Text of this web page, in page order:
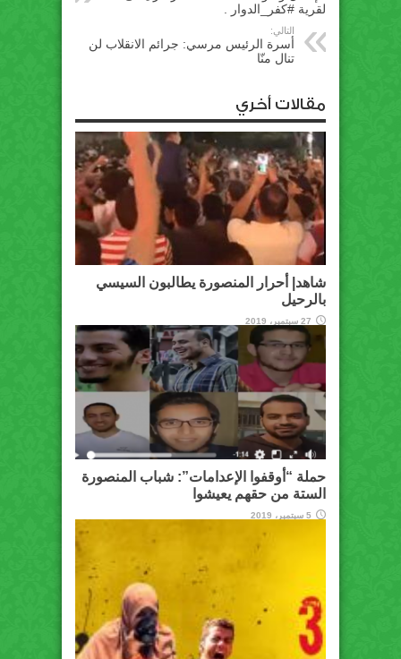
لقرية #كفر_الدوار .
التالي:
أسرة الرئيس مرسي: جرائم الانقلاب لن
تنال منّا
مقالات أخري
شاهد| أحرار المنصورة يطالبون السيسي
بالرحيل
27 سبتمبر، 2019
حملة “أوقفوا الإعدامات”: شباب المنصورة
الستة من حقهم يعيشوا
5 سبتمبر، 2019